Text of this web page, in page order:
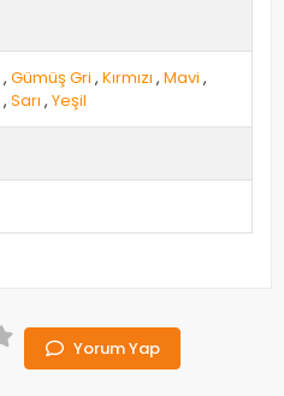
, Gümüş Gri , Kırmızı , Mavi ,
, Sarı , Yeşil
Yorum Yap